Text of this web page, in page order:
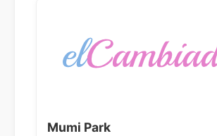
Mumi Park